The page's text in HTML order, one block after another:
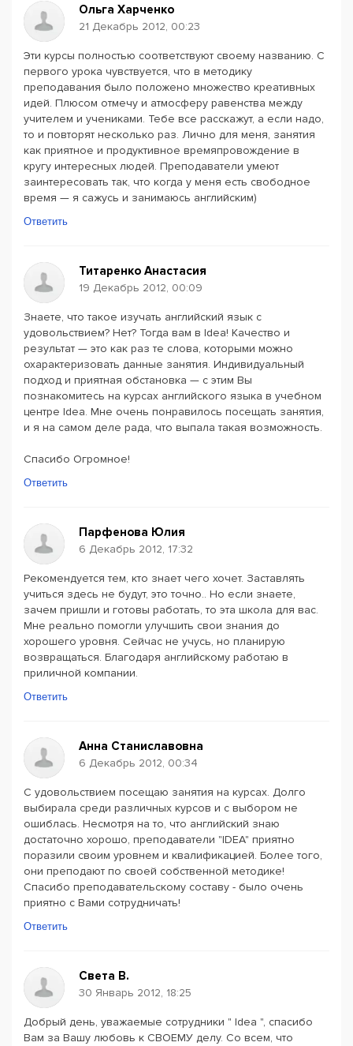
Ольга Харченко
21 Декабрь 2012, 00:23
Эти курсы полностью соответствуют своему названию. С
первого урока чувствуется, что в методику
преподавания было положено множество креативных
идей. Плюсом отмечу и атмосферу равенства между
учителем и учениками. Тебе все расскажут, а если надо,
то и повторят несколько раз. Лично для меня, занятия
как приятное и продуктивное времяпровождение в
кругу интересных людей. Преподаватели умеют
заинтересовать так, что когда у меня есть свободное
время — я сажусь и занимаюсь английским)
Ответить
Титаренко Анастасия
19 Декабрь 2012, 00:09
Знаете, что такое изучать английский язык с
удовольствием? Нет? Тогда вам в Idea! Качество и
результат — это как раз те слова, которыми можно
охарактеризовать данные занятия. Индивидуальный
подход и приятная обстановка — с этим Вы
познакомитесь на курсах английского языка в учебном
центре Idea. Мне очень понравилось посещать занятия,
и я на самом деле рада, что выпала такая возможность.
Спасибо Огромное!
Ответить
Парфенова Юлия
6 Декабрь 2012, 17:32
Рекомендуется тем, кто знает чего хочет. Заставлять
учиться здесь не будут, это точно.. Но если знаете,
зачем пришли и готовы работать, то эта школа для вас.
Мне реально помогли улучшить свои знания до
хорошего уровня. Сейчас не учусь, но планирую
возвращаться. Благодаря английскому работаю в
приличной компании.
Ответить
Анна Станиславовна
6 Декабрь 2012, 00:34
С удовольствием посещаю занятия на курсах. Долго
выбирала среди различных курсов и с выбором не
ошиблась. Несмотря на то, что английский знаю
достаточно хорошо, преподаватели "IDEA" приятно
поразили своим уровнем и квалификацией. Более того,
они преподают по своей собственной методике!
Спасибо преподавательскому составу - было очень
приятно с Вами сотрудничать!
Ответить
Света В.
30 Январь 2012, 18:25
Добрый день, уважаемые сотрудники " Idea ", спасибо
Вам за Вашу любовь к СВОЕМУ делу. Со всем, что